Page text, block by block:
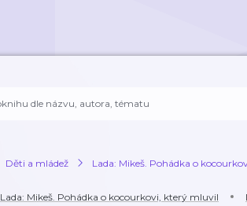
Děti a mládež Lada: Mikeš. Pohádka o
Lada: Mikeš. Pohádka o kocourkovi, který mluvil